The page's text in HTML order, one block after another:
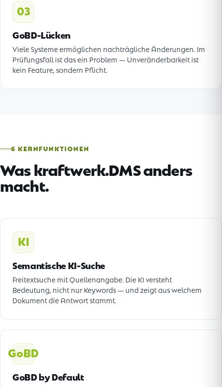
03
GoBD-Lücken
Viele Systeme ermöglichen nachträgliche Änderungen. Im
Prüfungsfall ist das ein Problem — Unveränderbarkeit ist
kein Feature, sondern Pflicht.
6 KERNFUNKTIONEN
Was kraftwerk.DMS anders
macht.
KI
Semantische KI-Suche
Freitextsuche mit Quellenangabe. Die KI versteht
Bedeutung, nicht nur Keywords — und zeigt aus welchem
Dokument die Antwort stammt.
GoBD
GoBD by Default